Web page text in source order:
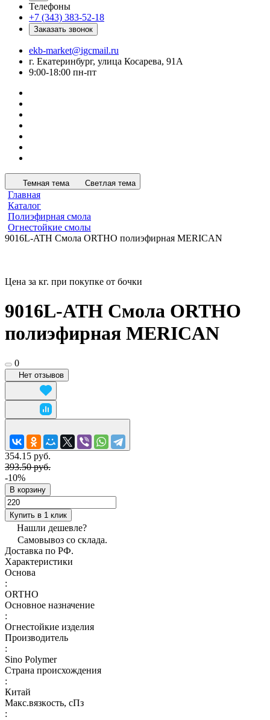
Телефоны
+7 (343) 383-52-18
Заказать звонок
ekb-market@igcmail.ru
г. Екатеринбург, улица Косарева, 91А
9:00-18:00 пн-пт
Темная тема Светлая тема
Главная
Каталог
Полиэфирная смола
Огнестойкие смолы
9016L-ATH Смола ORTHO полиэфирная MERICAN
Цена за кг. при покупке от бочки
9016L-ATH Смола ORTHO
полиэфирная MERICAN
0
Нет отзывов
354.15 руб.
393.50 руб.
-10%
В корзину
Купить в 1 клик
Нашли дешевле?
Самовывоз со склада.
Доставка по РФ.
Характеристики
Основа
:
ORTHO
Основное назначение
:
Огнестойкие изделия
Производитель
:
Sino Polymer
Страна происхождения
:
Китай
Макс.вязкoсть, сПз
: